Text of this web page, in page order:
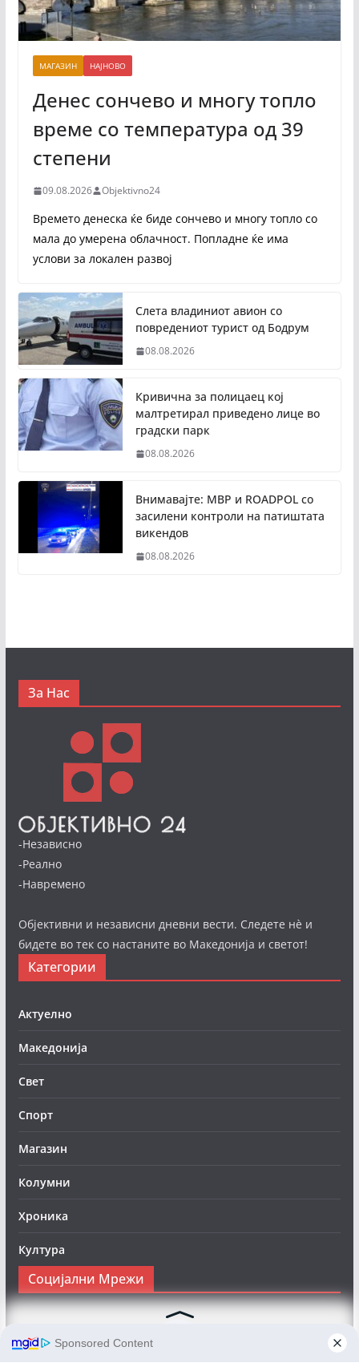
МАГАЗИН НАЈНОВО
Денес сончево и многу топло
време со температура од 39
степени
09.08.2026 Objektivno24
Времето денеска ќе биде сончево и многу топло со
мала до умерена облачност. Попладне ќе има
услови за локален развој
Слета владиниот авион со
повредениот турист од Бодрум
08.08.2026
Кривична за полицаец кој
малтретирал приведено лице во
градски парк
08.08.2026
Внимавајте: МВР и ROADPOL со
засилени контроли на патиштата
викендов
08.08.2026
За Нас
-Независно
-Реално
-Навремено
Објективни и независни дневни вести. Следете нè и
бидете во тек со настаните во Македонија и светот!
Категории
Актуелно
Македонија
Свет
Спорт
Магазин
Колумни
Хроника
Култура
Социјални Мрежи